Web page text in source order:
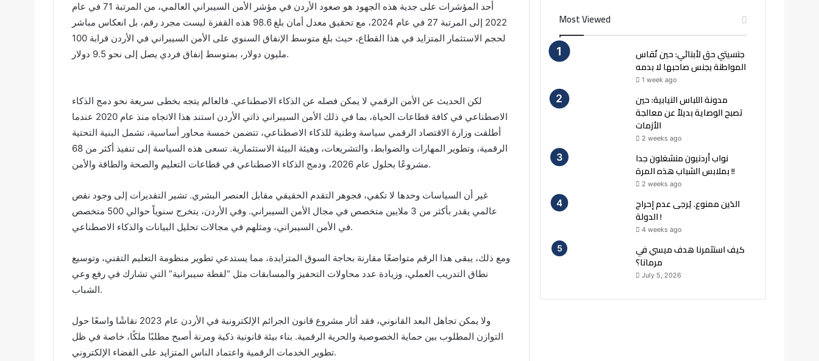
أحد المؤشرات على جدية هذه الجهود هو صعود الأردن في مؤشر الأمن السيبراني العالمي، من المرتبة 71 في عام
2022 إلى المرتبة 27 في عام 2024، مع تحقيق معدل أمان بلغ 98.6 هذه القفزة ليست مجرد رقم، بل انعكاس مباشر
لحجم الاستثمار المتزايد في هذا القطاع، حيث بلغ متوسط الإنفاق السنوي على الأمن السيبراني في الأردن قرابة 100
مليون دولار، بمتوسط إنفاق فردي يصل إلى نحو 9.5 دولار.
لكن الحديث عن الأمن الرقمي لا يمكن فصله عن الذكاء الاصطناعي. فالعالم يتجه بخطى سريعة نحو دمج الذكاء
الاصطناعي في كافة قطاعات الحياة، بما في ذلك الأمن السيبراني ذاتي الأردن استند هذا الاتجاه منذ عام 2020 عندما
أطلقت وزارة الاقتصاد الرقمي سياسة وطنية للذكاء الاصطناعي، تتضمن خمسة محاور أساسية، تشمل البنية التحتية
الرقمية، وتطوير المهارات والضوابط، والتشريعات، وهيئة البيئة الاستثمارية. تسعى هذه السياسة إلى تنفيذ أكثر من 68
مشروعًا بحلول عام 2026، ودمج الذكاء الاصطناعي في قطاعات التعليم والصحة والطاقة والأمن.
غير أن السياسات وحدها لا تكفي، فجوهر التقدم الحقيقي مقابل العنصر البشري. تشير التقديرات إلى وجود نقص
عالمي يقدر بأكثر من 3 ملايين متخصص في مجال الأمن السيبراني. وفي الأردن، يتخرج سنوياً حوالي 500 متخصص
في الأمن السيبراني، ومثلهم في مجالات تحليل البيانات والذكاء الاصطناعي.
ومع ذلك، يبقى هذا الرقم متواضعًا مقارنة بحاجة السوق المتزايدة، مما يستدعي تطوير منظومة التعليم التقني، وتوسيع
نطاق التدريب العملي، وزيادة عدد محاولات التحفيز والمسابقات مثل “لقطة سيبرانية” التي تشارك في رفع وعي
الشباب.
ولا يمكن تجاهل البعد القانوني، فقد أثار مشروع قانون الجرائم الإلكترونية في الأردن عام 2023 نقاشًا واسعًا حول
التوازن المطلوب بين حماية الخصوصية والحرية الرقمية. بناء بيئة قانونية ذكية ومرنة أصبح مطلبًا ملكًا، خاصة في ظل
تطوير الخدمات الرقمية واعتماد الناس المتزايد على الفضاء الإلكتروني.
Most Viewed
جنسيتي حق لأبنائي: حين تُقاس
المواطنة بجنس صاحبها لا بدمه
1 week ago
مدونة اللباس النيابية: حين
تصبح الوصاية بديلاً عن معالجة
الأزمات
2 weeks ago
نواب أردنيون منشغلون جدا
بملابس الشباب هذه المرة !!
2 weeks ago
الدَين ممنوع. يُرجى عدم إحراج
الدولة !
4 weeks ago
كيف استثمرنا هدف ميسي في
مرمانا؟
July 5, 2026